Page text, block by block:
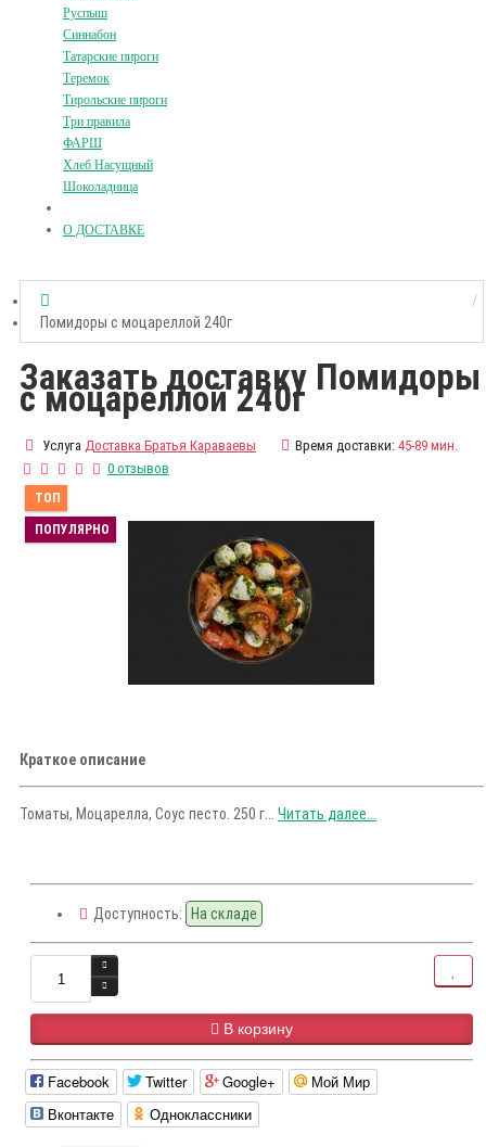
Руспыш
Синнабон
Татарские пироги
Теремок
Тирольские пироги
Три правила
ФАРШ
Хлеб Насущный
Шоколадница
О ДОСТАВКЕ
Помидоры с моцареллой 240г
Заказать доставку Помидоры
с моцареллой 240г
Услуга Доставка Братья Караваевы Время доставки: 45-89 мин.
0 отзывов
ТОП
ПОПУЛЯРНО
Краткое описание
Томаты, Моцарелла, Соус песто. 250 г... Читать далее...
Доступность: На складе
В корзину
Facebook Twitter Google+
Мой Мир
Вконтакте
Одноклассники